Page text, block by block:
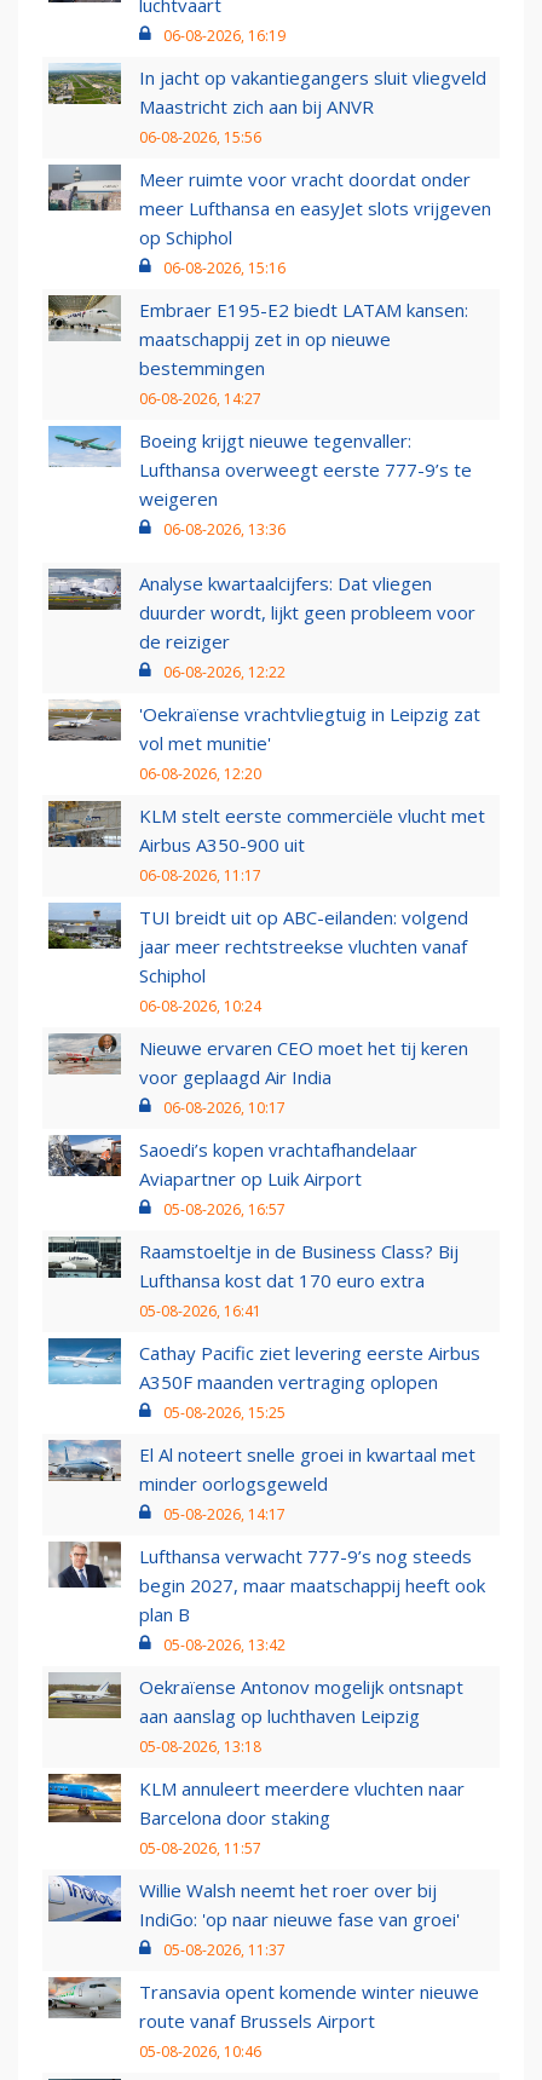
luchtvaart
06-08-2026, 16:19
In jacht op vakantiegangers sluit vliegveld
Maastricht zich aan bij ANVR
06-08-2026, 15:56
Meer ruimte voor vracht doordat onder
meer Lufthansa en easyJet slots vrijgeven
op Schiphol
06-08-2026, 15:16
Embraer E195-E2 biedt LATAM kansen:
maatschappij zet in op nieuwe
bestemmingen
06-08-2026, 14:27
Boeing krijgt nieuwe tegenvaller:
Lufthansa overweegt eerste 777-9’s te
weigeren
06-08-2026, 13:36
Analyse kwartaalcijfers: Dat vliegen
duurder wordt, lijkt geen probleem voor
de reiziger
06-08-2026, 12:22
'Oekraïense vrachtvliegtuig in Leipzig zat
vol met munitie'
06-08-2026, 12:20
KLM stelt eerste commerciële vlucht met
Airbus A350-900 uit
06-08-2026, 11:17
TUI breidt uit op ABC-eilanden: volgend
jaar meer rechtstreekse vluchten vanaf
Schiphol
06-08-2026, 10:24
Nieuwe ervaren CEO moet het tij keren
voor geplaagd Air India
06-08-2026, 10:17
Saoedi’s kopen vrachtafhandelaar
Aviapartner op Luik Airport
05-08-2026, 16:57
Raamstoeltje in de Business Class? Bij
Lufthansa kost dat 170 euro extra
05-08-2026, 16:41
Cathay Pacific ziet levering eerste Airbus
A350F maanden vertraging oplopen
05-08-2026, 15:25
El Al noteert snelle groei in kwartaal met
minder oorlogsgeweld
05-08-2026, 14:17
Lufthansa verwacht 777-9’s nog steeds
begin 2027, maar maatschappij heeft ook
plan B
05-08-2026, 13:42
Oekraïense Antonov mogelijk ontsnapt
aan aanslag op luchthaven Leipzig
05-08-2026, 13:18
KLM annuleert meerdere vluchten naar
Barcelona door staking
05-08-2026, 11:57
Willie Walsh neemt het roer over bij
IndiGo: 'op naar nieuwe fase van groei'
05-08-2026, 11:37
Transavia opent komende winter nieuwe
route vanaf Brussels Airport
05-08-2026, 10:46